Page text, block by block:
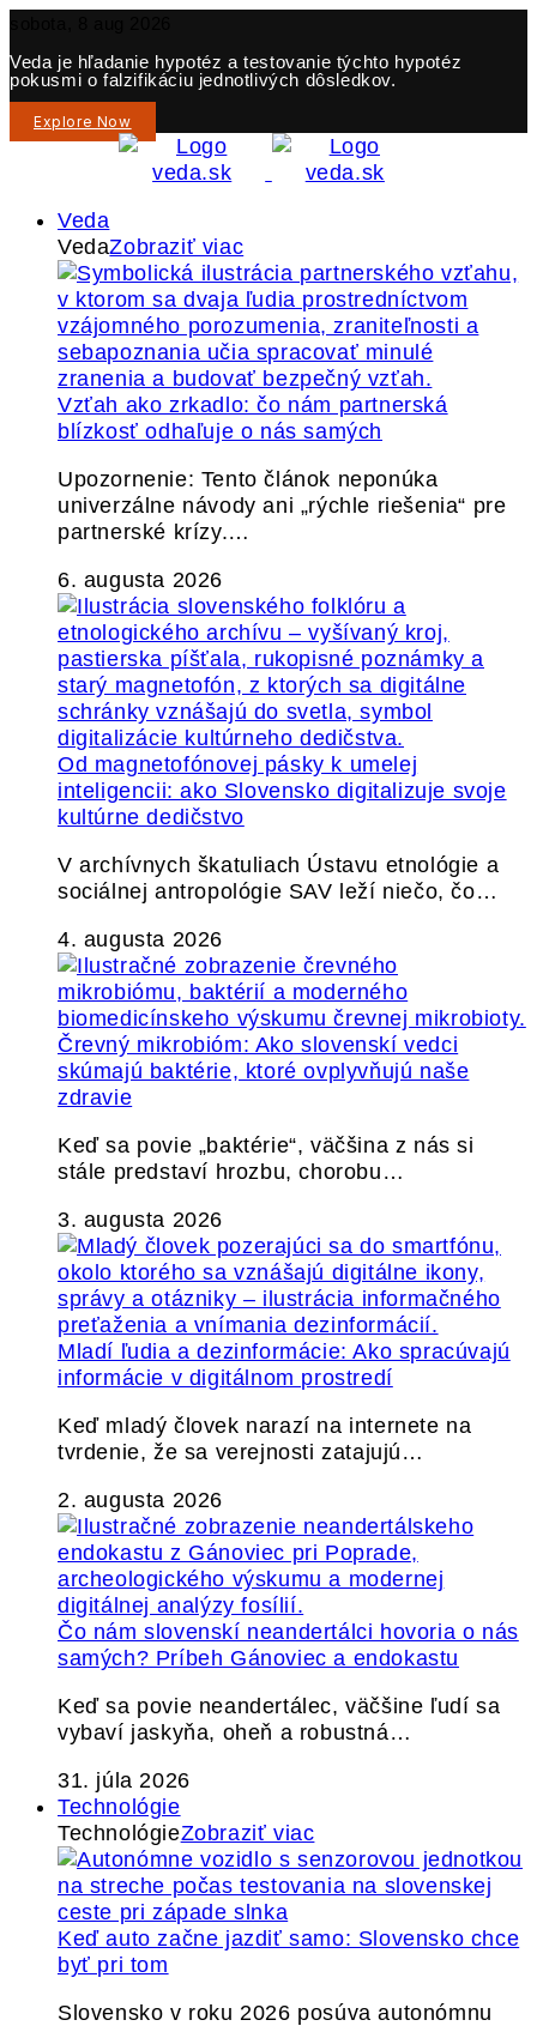
Veda je hľadanie hypotéz a testovanie týchto hypotéz
pokusmi o falzifikáciu jednotlivých dôsledkov.
Explore Now
Veda
VedaZobraziť viac
Vzťah ako zrkadlo: čo nám partnerská
blízkosť odhaľuje o nás samých
Upozornenie: Tento článok neponúka
univerzálne návody ani „rýchle riešenia“ pre
partnerské krízy.…
6. augusta 2026
Od magnetofónovej pásky k umelej
inteligencii: ako Slovensko digitalizuje svoje
kultúrne dedičstvo
V archívnych škatuliach Ústavu etnológie a
sociálnej antropológie SAV leží niečo, čo…
4. augusta 2026
Črevný mikrobióm: Ako slovenskí vedci
skúmajú baktérie, ktoré ovplyvňujú naše
zdravie
Keď sa povie „baktérie“, väčšina z nás si
stále predstaví hrozbu, chorobu…
3. augusta 2026
Mladí ľudia a dezinformácie: Ako spracúvajú
informácie v digitálnom prostredí
Keď mladý človek narazí na internete na
tvrdenie, že sa verejnosti zatajujú…
2. augusta 2026
Čo nám slovenskí neandertálci hovoria o nás
samých? Príbeh Gánoviec a endokastu
Keď sa povie neandertálec, väčšine ľudí sa
vybaví jaskyňa, oheň a robustná…
31. júla 2026
Technológie
TechnológieZobraziť viac
Keď auto začne jazdiť samo: Slovensko chce
byť pri tom
Slovensko v roku 2026 posúva autonómnu